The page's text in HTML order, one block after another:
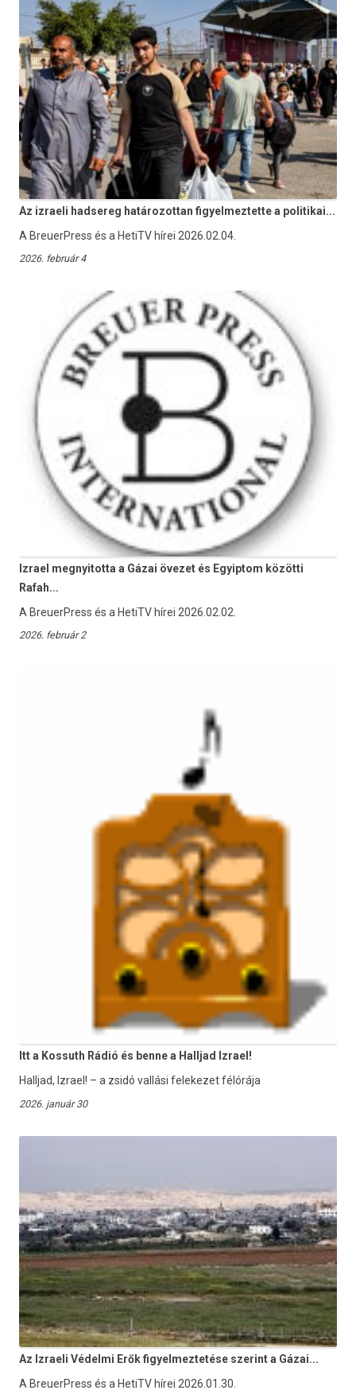
Az izraeli hadsereg határozottan figyelmeztette a politikai...
A BreuerPress és a HetiTV hírei 2026.02.04.
2026. február 4
Izrael megnyitotta a Gázai övezet és Egyiptom közötti
Rafah...
A BreuerPress és a HetiTV hírei 2026.02.02.
2026. február 2
Itt a Kossuth Rádió és benne a Halljad Izrael!
Halljad, Izrael! – a zsidó vallási felekezet félórája
2026. január 30
Az Izraeli Védelmi Erők figyelmeztetése szerint a Gázai...
A BreuerPress és a HetiTV hírei 2026.01.30.